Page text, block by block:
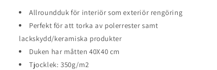
Allroundduk för interiör som exteriör rengöring
Perfekt för att torka av polerrester samt
lackskydd/keramiska produkter
Duken har måtten 40X40 cm
Tjocklek: 350g/m2